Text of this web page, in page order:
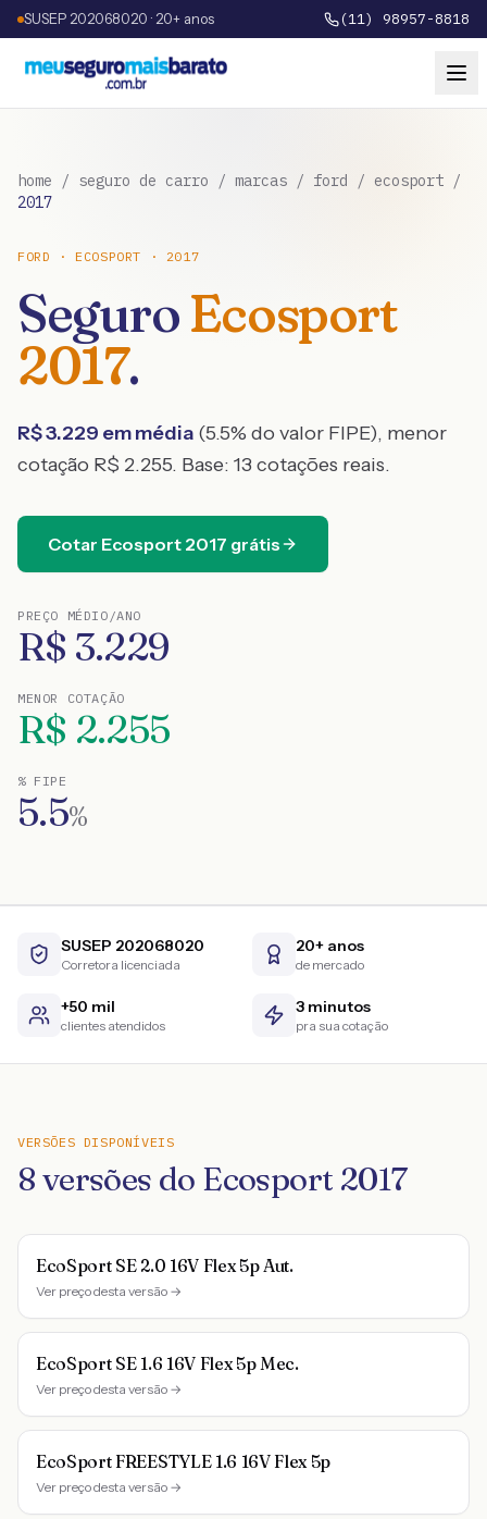
SUSEP 202068020 · 20+ anos (11) 98957-8818
home / seguro de carro / marcas / ford / ecosport /
2017
FORD ·ECOSPORT · 2017
SeguroEcosport
2017.
R$3.229 em média (5.5% do valor FIPE), menor
cotação R$ 2.255. Base: 13 cotações reais.
Cotar Ecosport 2017 grátis
PREÇO MÉDIO/ANO
R$ 3.229
MENOR COTAÇÃO
R$ 2.255
% FIPE
5.5%
SUSEP 202068020
Corretora licenciada
20+ anos
de mercado
+50 mil
clientes atendidos
3 minutos
pra sua cotação
VERSÕES DISPONÍVEIS
8versões do Ecosport 2017
EcoSport SE 2.0 16V Flex 5p Aut.
Ver preço desta versão →
EcoSport SE 1.6 16V Flex 5p Mec.
Ver preço desta versão →
EcoSport FREESTYLE 1.6 16V Flex 5p
Ver preço desta versão →